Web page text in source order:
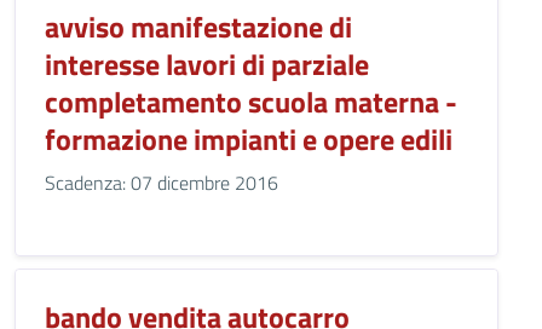
avviso manifestazione di
interesse lavori di parziale
completamento scuola materna -
formazione impianti e opere edili
Scadenza: 07 dicembre 2016
bando vendita autocarro